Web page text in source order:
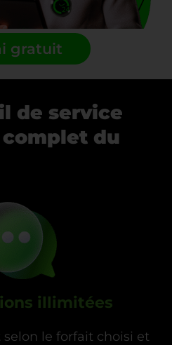
gratuit
de service
du
illimitées
le forfait choisi et